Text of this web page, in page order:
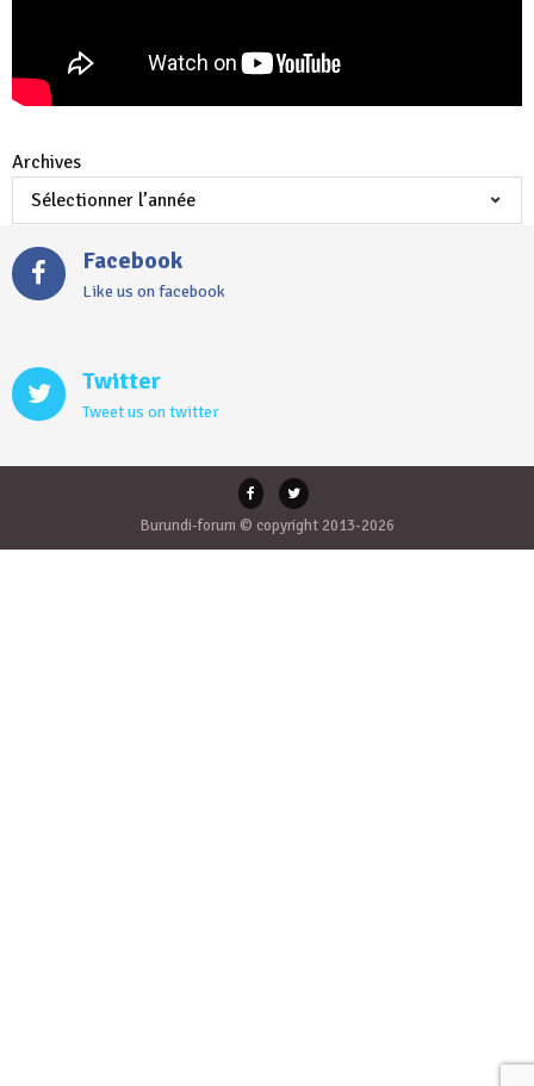
Archives
Facebook
Like us on facebook
Twitter
Tweet us on twitter
Burundi-forum © copyright 2013-2026